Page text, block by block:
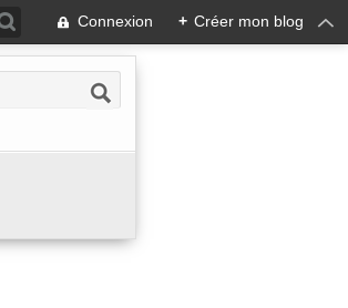
Connexion + Créer mon blog